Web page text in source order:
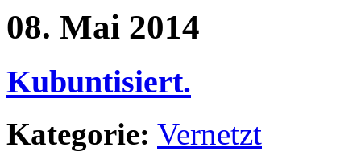
08. Mai 2014
Kubuntisiert.
Kategorie: Vernetzt